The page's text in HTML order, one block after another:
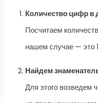
Количество цифр в
Посчитаем
нашем случае — это
Найдем
Для этого возведем